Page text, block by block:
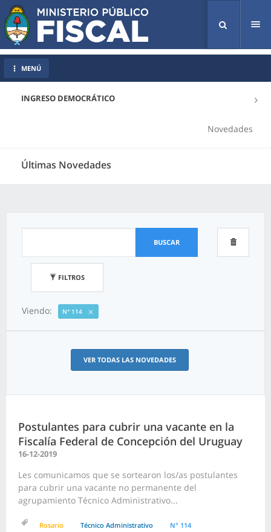
INGRESO DEMOCRÁTICO
Novedades
Últimas Novedades
MENÚ
BUSCAR
FILTROS
Viendo: N° 114
VER TODAS LAS NOVEDADES
Postulantes para cubrir una vacante en la
Fiscalía Federal de Concepción del Uruguay
16-12-2019
Les comunicamos que se sortearon los/as postulantes
para cubrir una vacante no permanente del
agrupamiento Técnico Administrativo...
Rosario Técnico Administrativo N° 114